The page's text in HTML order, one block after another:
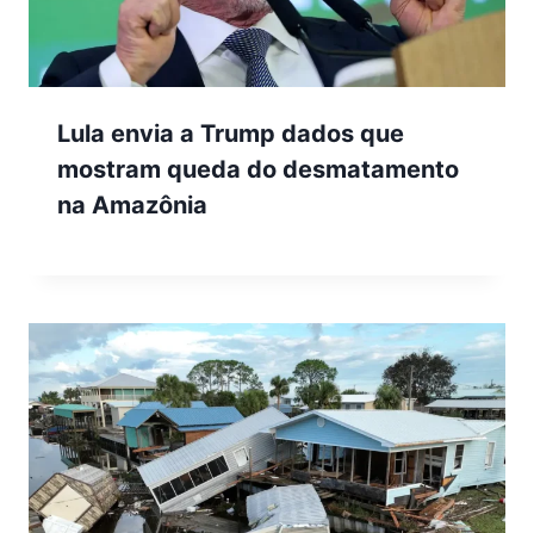
Lula envia a Trump dados que
mostram queda do desmatamento
na Amazônia